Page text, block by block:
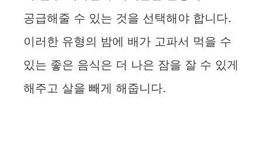
공급해줄 수 있는 것을 선택해야 합니다.
이러한 유형의 밤에 배가 고파서 먹을 수
있는 좋은 음식은 더 나은 잠을 잘 수 있게
해주고 살을 빼게 해줍니다.